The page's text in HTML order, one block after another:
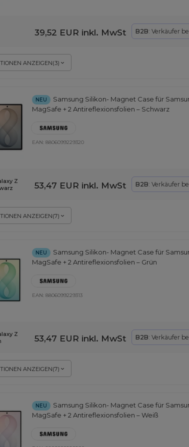
ANZEIGEN(3)
39,52 EUR inkl. MwSt B2B: Verkäufer
NEU
Samsung Silikon- Magnet Case für
MagSafe + 2 Antireflexionsfolien – Schwarz
EAN: 8806099229320
ANZEIGEN(7)
Z
53,47 EUR inkl. MwSt B2B: Verkäufer
NEU
Samsung Silikon- Magnet Case für
MagSafe + 2 Antireflexionsfolien – Grün
EAN: 8806099229313
ANZEIGEN(7)
Z
53,47 EUR inkl. MwSt B2B: Verkäufer
NEU
Samsung Silikon- Magnet Case für
MagSafe + 2 Antireflexionsfolien – Weiß